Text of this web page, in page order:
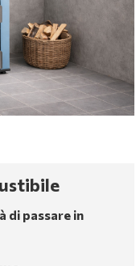
di passare in